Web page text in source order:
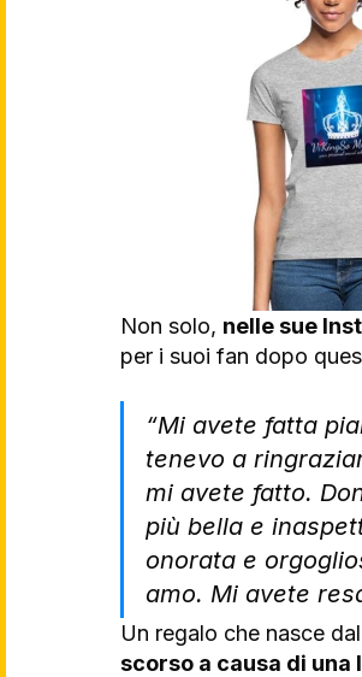
Non solo, nelle sue
per i suoi fan dopo
“Mi avete fatta
tenevo a
mi avete fatto.
più bella e
onorata e
amo. Mi avete
Un regalo che nasce
scorso a causa di una